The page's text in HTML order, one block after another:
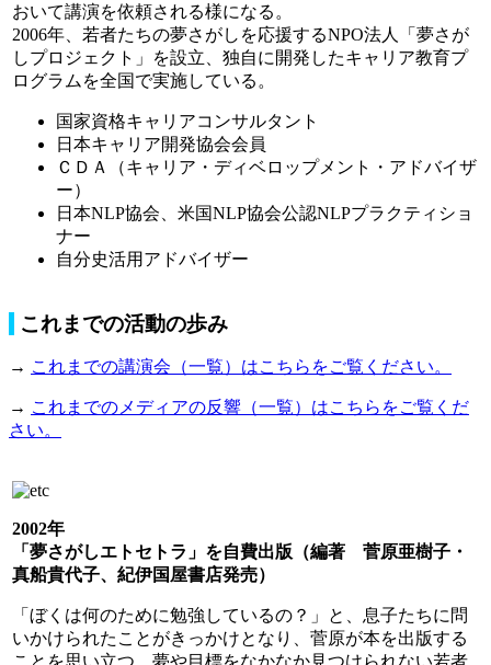
おいて講演を依頼される様になる。
2006年、若者たちの夢さがしを応援するNPO法人「夢さが
しプロジェクト」を設立、独自に開発したキャリア教育プ
ログラムを全国で実施している。
国家資格キャリアコンサルタント
日本キャリア開発協会会員
ＣＤＡ（キャリア・ディベロップメント・アドバイザ
ー）
日本NLP協会、米国NLP協会公認NLPプラクティショ
ナー
自分史活用アドバイザー
これまでの活動の歩み
→ これまでの講演会（一覧）はこちらをご覧ください。
→ これまでのメディアの反響（一覧）はこちらをご覧くだ
さい。
2002年
「夢さがしエトセトラ」を自費出版 （編著 菅原亜樹子・
真船貴代子、紀伊国屋書店発売）
「ぼくは何のために勉強しているの？」と、息子たちに問
いかけられたことがきっかけとなり、菅原が本を出版する
ことを思い立つ。夢や目標をなかなか見つけられない若者